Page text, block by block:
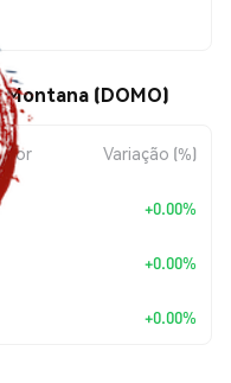
(DOMO)
Variação (%)
+0.00%
+0.00%
+0.00%